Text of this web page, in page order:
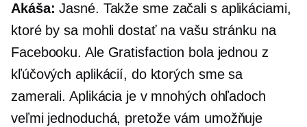
Akáša: Jasné. Takže sme začali s aplikáciami,
ktoré by sa mohli dostať na vašu stránku na
Facebooku. Ale Gratisfaction bola jednou z
kľúčových aplikácií, do ktorých sme sa
zamerali. Aplikácia je v mnohých ohľadoch
veľmi jednoduchá, pretože vám umožňuje